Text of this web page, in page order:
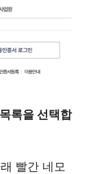
록을 선택합
빨간 네모